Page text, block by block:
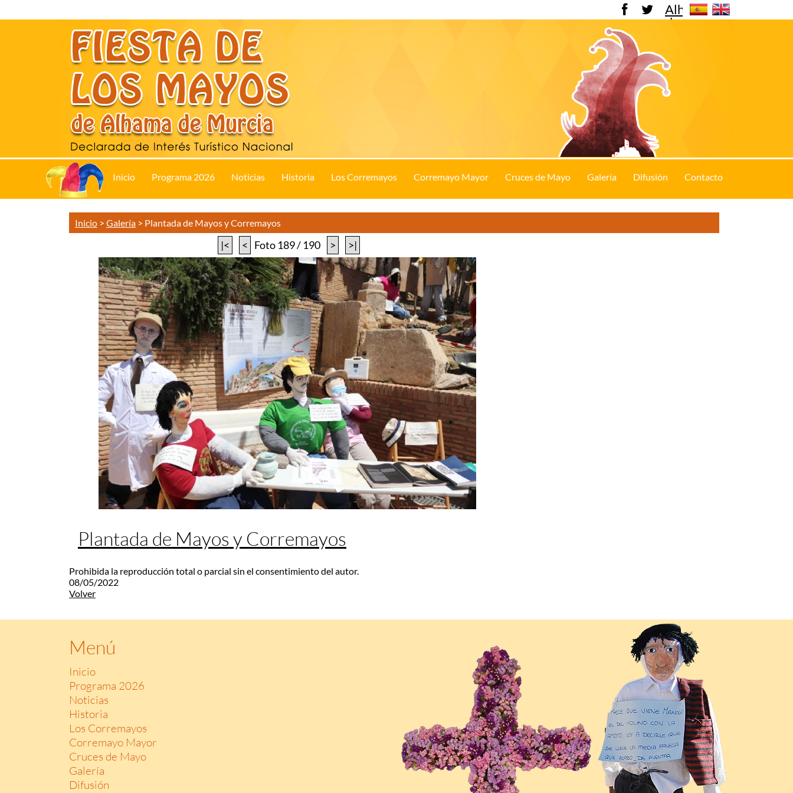
Alhama
de
Inicio Programa 2026 Noticias Historia Los Corremayos Corremayo Mayor Cruces de Mayo Galería Difusión Contacto
Inicio > Galería > Plantada de Mayos y Corremayos
|< < Foto 189 / 190 > >|
Plantada de Mayos y Corremayos
Prohibida la reproducción total o parcial sin el consentimiento del autor.
08/05/2022
Volver
Menú
Inicio
Programa 2026
Noticias
Historia
Los Corremayos
Corremayo Mayor
Cruces de Mayo
Galería
Difusión